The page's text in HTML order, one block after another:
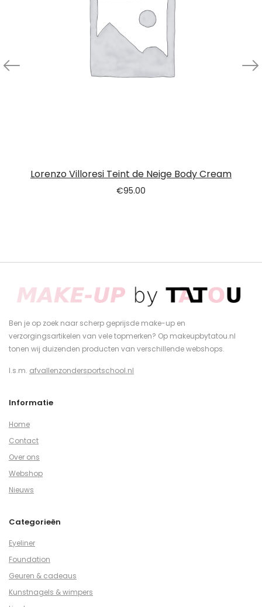
Lorenzo Villoresi Teint de Neige Body Cream
€95.00
Ben je op zoek naar scherp geprijsde make-up en
verzorgingsartikelen van vele topmerken? Op makeupbytatou.nl
tonen wij duizenden producten van verschillende webshops.
I.s.m. afvallenzondersportschool.nl
Informatie
Home
Contact
Over ons
Webshop
Nieuws
Categorieën
Eyeliner
Foundation
Geuren & cadeaus
Kunstnagels & wimpers